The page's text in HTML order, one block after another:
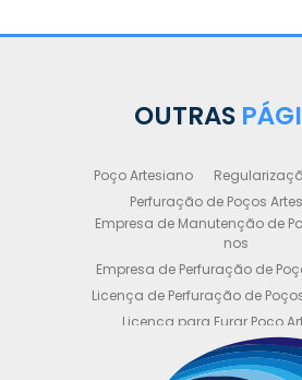
OUTRAS
Poço Artesiano
Perfuração de Poços
Empresa de Manutenção de
nos
Empresa de Perfuração de
Licença de Perfuração de
Licença para Furar Poço
Licença para Perfuração de
Licença para Poço Semi